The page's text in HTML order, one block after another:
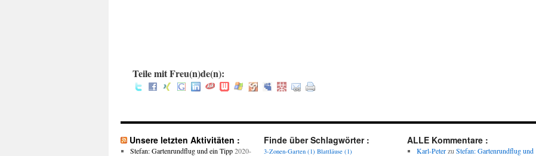
Teile mit Freu(n)de(n):
Unsere letzten Aktivitäten :
Stefan: Gartenrundflug und ein Tipp 2020-
Finde über Schlagwörter :
3-Zonen-Garten (1) Blattläuse (1)
ALLE Kommentare :
Karl-Peterzu Stefan: Gartenrundflug und